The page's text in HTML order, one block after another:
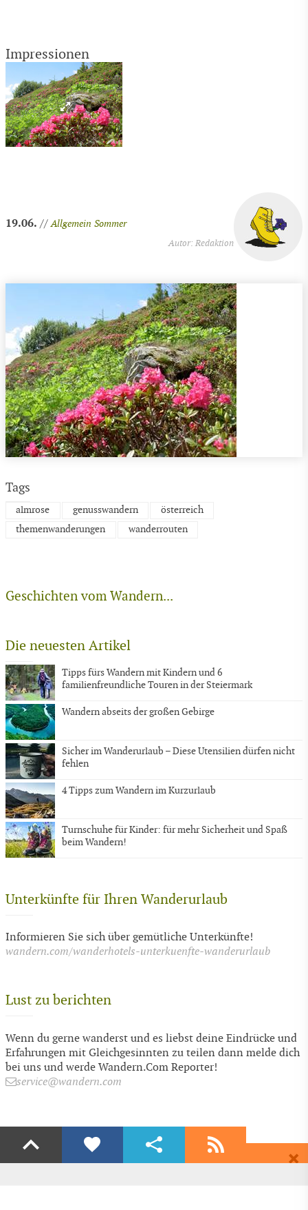
Impressionen
19.06. //Allgemein Sommer
Autor: Redaktion
Tags
almrose genusswandern
österreich
themenwanderungen
wanderrouten
Geschichten vom Wandern...
Die neuesten Artikel
Tipps fürs Wandern mit Kindern und 6
familienfreundliche Touren in der Steiermark
Wandern abseits der großen Gebirge
Sicher im Wanderurlaub – Diese Utensilien dürfen nicht
fehlen
4 Tipps zum Wandern im Kurzurlaub
Turnschuhe für Kinder: für mehr Sicherheit und Spaß
beim Wandern!
Unterkünfte für Ihren Wanderurlaub
Informieren Sie sich über gemütliche Unterkünfte!
wandern.com/wanderhotels-unterkuenfte-wanderurlaub
Lust zu berichten
Wenn du gerne wanderst und es liebst deine Eindrücke und
Erfahrungen mit Gleichgesinnten zu teilen dann melde dich
bei uns und werde Wandern.Com Reporter!
service@wandern.com
Liken
Teilen
Abonnieren